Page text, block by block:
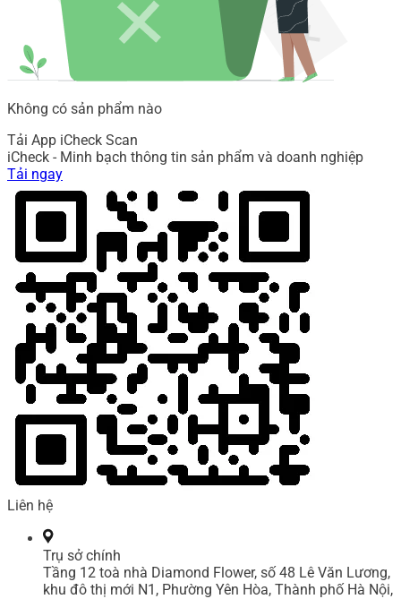
Không có sản phẩm nào
Tải App iCheck Scan
iCheck - Minh bạch thông tin sản phẩm và doanh nghiệp
Tải ngay
Liên hệ
Trụ sở chính
Tầng 12 toà nhà Diamond Flower, số 48 Lê Văn Lương,
khu đô thị mới N1, Phường Yên Hòa, Thành phố Hà Nội,